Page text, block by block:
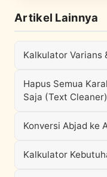
Artikel Lainnya
Kalkulator Varians
Hapus Semua
Saja (Text Cleaner)
Konversi Abjad ke
Kalkulator